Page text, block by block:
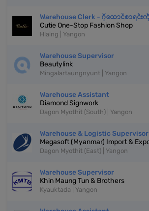
Warehouse Clerk - ဂိုထောင်စာရင်း
Cutie One-Stop Fashion Shop
Hlaing | Yangon
Warehouse Supervisor
Beautylink
Mingalartaungnyunt | Yangon
Warehouse Assistant
Diamond Signwork
Dagon Myothit (South) | Yangon
Warehouse & Logistic Supervisor
Megasoft (Myanmar) Import &
Dagon Myothit (East) | Yangon
Warehouse Supervisor
Khin Maung Tun & Brothers
Kyauktada | Yangon